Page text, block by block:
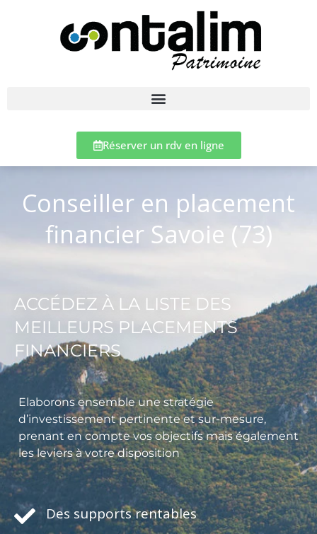
Réserver un rdv en ligne
Conseiller en placement
financier Savoie (73)
ACCÉDEZ À LA LISTE DES
MEILLEURS PLACEMENTS
FINANCIERS
Elaborons ensemble une stratégie
d’investissement pertinente et sur-mesure,
prenant en compte vos objectifs mais également
les leviers à votre disposition
Des supports rentables